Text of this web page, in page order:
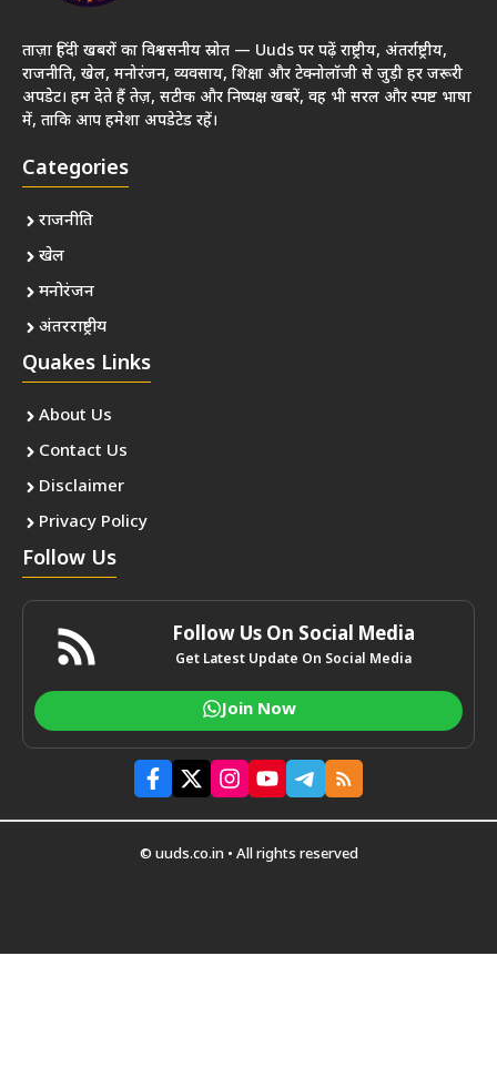
ताज़ा हिंदी खबरों का विश्वसनीय स्रोत — Uuds पर पढ़ें राष्ट्रीय, अंतर्राष्ट्रीय,
राजनीति, खेल, मनोरंजन, व्यवसाय, शिक्षा और टेक्नोलॉजी से जुड़ी हर जरूरी
अपडेट। हम देते हैं तेज़, सटीक और निष्पक्ष खबरें, वह भी सरल और स्पष्ट भाषा
में, ताकि आप हमेशा अपडेटेड रहें।
Categories
राजनीति
खेल
मनोरंजन
अंतरराष्ट्रीय
Quakes Links
About Us
Contact Us
Disclaimer
Privacy Policy
Follow Us
Follow Us On Social Media
Get Latest Update On Social Media
Join Now
© uuds.co.in • All rights reserved